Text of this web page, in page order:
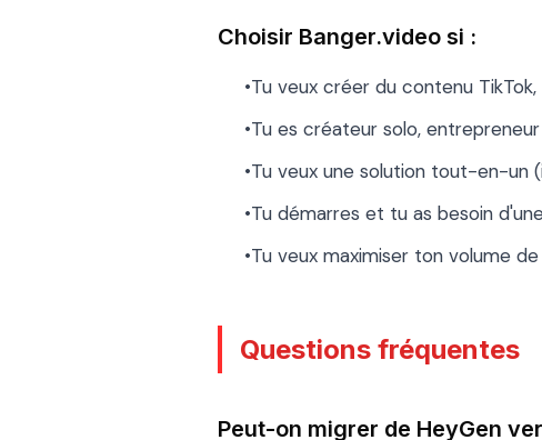
Choisir Banger.video si :
•Tu veux créer du contenu
•Tu es créateur solo,
•Tu veux une solution tout-en-
•Tu démarres et tu as besoin
•Tu veux maximiser ton volume
Questions fréquentes
Peut-on migrer de HeyGen